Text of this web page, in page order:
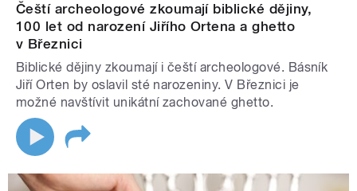
Čeští archeologové zkoumají biblické dějiny,
100 let od narození Jiřího Ortena a ghetto
v Březnici
Biblické dějiny zkoumají i čeští archeologové. Básník
Jiří Orten by oslavil sté narozeniny. V Březnici je
možné navštívit unikátní zachované ghetto.